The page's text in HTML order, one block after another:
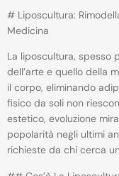
# Liposcultura:
Medicina
La liposcultura, spesso
dell’arte e quello della
il corpo, eliminando
fisico da soli non
estetico, evoluzione
popolarità negli ultimi
richieste da chi cerca